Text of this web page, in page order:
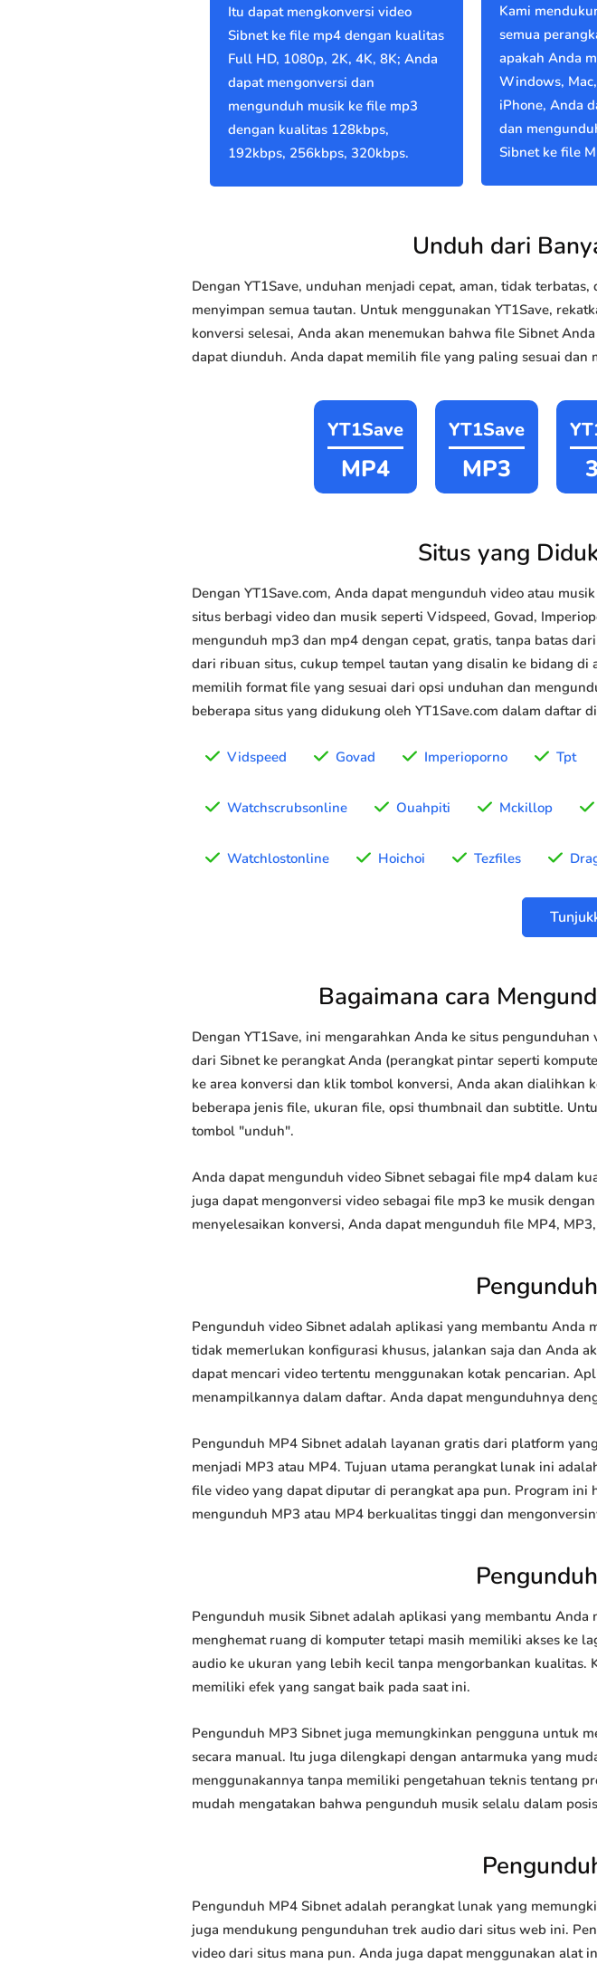
Itu dapat mengkonversi video
Sibnet ke file mp4 dengan kualitas
Full HD, 1080p, 2K, 4K, 8K; Anda
dapat mengonversi dan
mengunduh musik ke file mp3
dengan kualitas 128kbps,
192kbps, 256kbps, 320kbps.
Kami
semua
apakah Anda
Windows,
iPhone, Anda
dan
Sibnet ke file
Unduh dari
Dengan YT1Save, unduhan menjadi cepat, aman, tidak
menyimpan semua tautan. Untuk menggunakan YT1Save,
konversi selesai, Anda akan menemukan bahwa file Sibnet
dapat diunduh. Anda dapat memilih file yang paling sesuai
YT1Save
MP4
YT1Save
MP3
Situs yang
Dengan YT1Save.com, Anda dapat mengunduh video atau
situs berbagi video dan musik seperti Vidspeed, Govad,
mengunduh mp3 dan mp4 dengan cepat, gratis, tanpa batas
dari ribuan situs, cukup tempel tautan yang disalin ke bidang
memilih format file yang sesuai dari opsi unduhan dan
beberapa situs yang didukung oleh YT1Save.com dalam daftar
Vidspeed Govad Imperioporno Tpt
Watchscrubsonline Ouahpiti Mckillop
Watchlostonline Hoichoi Tezfiles
Bagaimana cara
Dengan YT1Save, ini mengarahkan Anda ke situs
dari Sibnet ke perangkat Anda (perangkat pintar seperti
ke area konversi dan klik tombol konversi, Anda akan dialihkan
beberapa jenis file, ukuran file, opsi thumbnail dan subtitle.
tombol "unduh".
Anda dapat mengunduh video Sibnet sebagai file mp4 dalam
juga dapat mengonversi video sebagai file mp3 ke musik
menyelesaikan konversi, Anda dapat mengunduh file MP4,
Pengunduh video Sibnet adalah aplikasi yang membantu
tidak memerlukan konfigurasi khusus, jalankan saja dan Anda
dapat mencari video tertentu menggunakan kotak pencarian.
menampilkannya dalam daftar. Anda dapat mengunduhnya
Pengunduh MP4 Sibnet adalah layanan gratis dari platform
menjadi MP3 atau MP4. Tujuan utama perangkat lunak ini
file video yang dapat diputar di perangkat apa pun. Program
mengunduh MP3 atau MP4 berkualitas tinggi dan
Pengunduh musik Sibnet adalah aplikasi yang membantu
menghemat ruang di komputer tetapi masih memiliki akses ke
audio ke ukuran yang lebih kecil tanpa mengorbankan
memiliki efek yang sangat baik pada saat ini.
Pengunduh MP3 Sibnet juga memungkinkan pengguna untuk
secara manual. Itu juga dilengkapi dengan antarmuka yang
menggunakannya tanpa memiliki pengetahuan teknis tentang
mudah mengatakan bahwa pengunduh musik selalu dalam
Pengunduh MP4 Sibnet adalah perangkat lunak yang
juga mendukung pengunduhan trek audio dari situs web ini.
video dari situs mana pun. Anda juga dapat menggunakan alat